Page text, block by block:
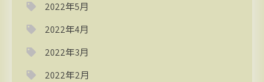
2022年5月
2022年4月
2022年3月
2022年2月